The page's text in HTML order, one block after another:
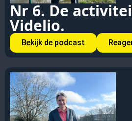
Nr 6. De
Videlio.
Bekijk de podcast